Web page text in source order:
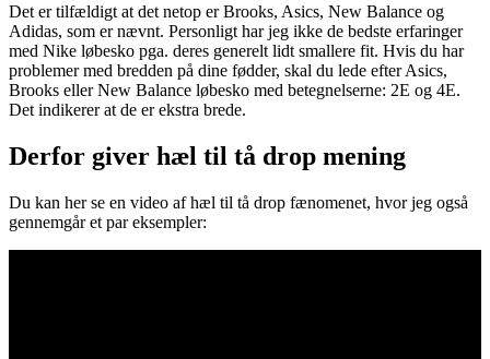
Det er tilfældigt at det netop er Brooks, Asics, New Balance og
Adidas, som er nævnt. Personligt har jeg ikke de bedste erfaringer
med Nike løbesko pga. deres generelt lidt smallere fit. Hvis du har
problemer med bredden på dine fødder, skal du lede efter Asics,
Brooks eller New Balance løbesko med betegnelserne: 2E og 4E.
Det indikerer at de er ekstra brede.
Derfor giver hæl til tå drop mening
Du kan her se en video af hæl til tå drop fænomenet, hvor jeg også
gennemgår et par eksempler: